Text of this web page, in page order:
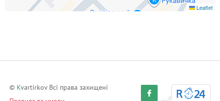
Leaflet
© Kvartirkov Всі права захищені